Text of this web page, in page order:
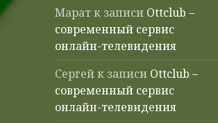
Маратк записи Ottclub –
современный сервис
онлайн-телевидения
Сергейк записи Ottclub –
современный сервис
онлайн-телевидения